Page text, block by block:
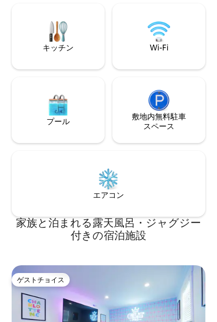
お店まで徒歩圏内 ✷ 静かで並木のあるエ
リアから、シャーロットの最高の場所を
お楽しみください。
ク 詳細は以下を
キッチン Wi-Fi
プール
敷地内無料駐⁠車
ス⁠ペ⁠ー⁠ス
エアコン
家族と泊まれる露天風呂・ジャグジー
付きの宿泊施設
ゲストチョイス
ゲストチョイス